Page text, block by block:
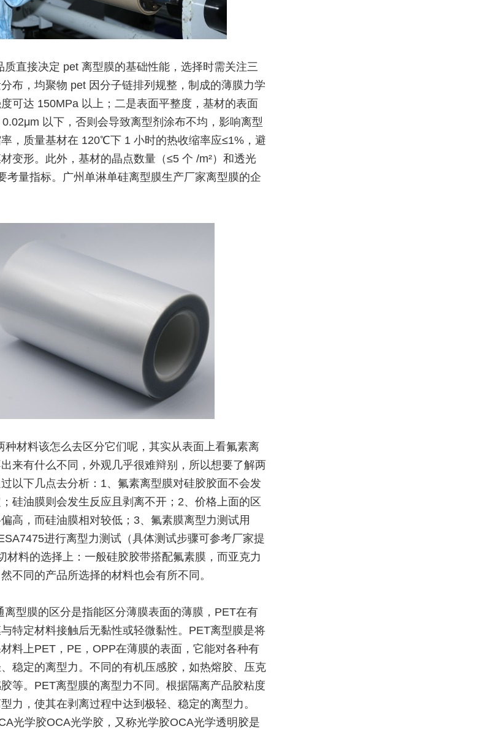
质直接决定 pet 离型膜的基础性能，选择时需关注三
布，均聚物 pet 因分子链排列规整，制成的薄膜力学
可达 150MPa 以上；二是表面平整度，基材的表面
以下，否则会导致离型剂涂布不均，影响离型
，质量基材在 120℃下 1 小时的热收缩率应≤1%，避
变形。此外，基材的晶点数量（≤5 个 /m²）和透光
考量指标。广州单淋单硅离型膜生产厂家离型膜的企
种材料该怎么去区分它们呢，其实从表面上看氟素离
来有什么不同，外观几乎很难辩别，所以想要了解两
以下几点去分析：1、氟素离型膜对硅胶胶面不会发
硅油膜则会发生反应且剥离不开；2、价格上面的区
高，而硅油膜相对较低；3、氟素膜离型力测试用
进行离型力测试（具体测试步骤可参考厂家提
材料的选择上：一般硅胶胶带搭配氟素膜，而亚克力
不同的产品所选择的材料也会有所不同。
离型膜的区分是指能区分薄膜表面的薄膜，PET在有
特定材料接触后无黏性或轻微黏性。PET离型膜是将
料上PET，PE，OPP在薄膜的表面，它能对各种有
稳定的离型力。不同的有机压感胶，如热熔胶、压克
等。PET离型膜的离型力不同。根据隔离产品胶粘度
力，使其在剥离过程中达到极轻、稳定的离型力。
光学胶OCA光学胶，又称光学胶OCA光学透明胶是